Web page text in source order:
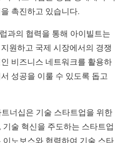
촉진하고 있습니다.
과의 협력을 통해 아이빌트는
원하고 국제 시장에서의 경쟁
비즈니스 네트워크를 활용하
성공을 이룰 수 있도록 돕고
너십은 기술 스타트업을 위한
술 혁신을 주도하는 스타트업
노보스와 협력하여 기술 스타